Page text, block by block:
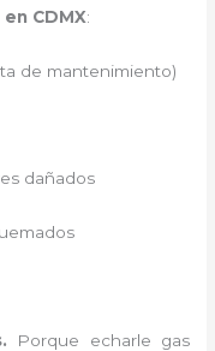
CDMX:
de mantenimiento)
dañados
Porque echarle gas